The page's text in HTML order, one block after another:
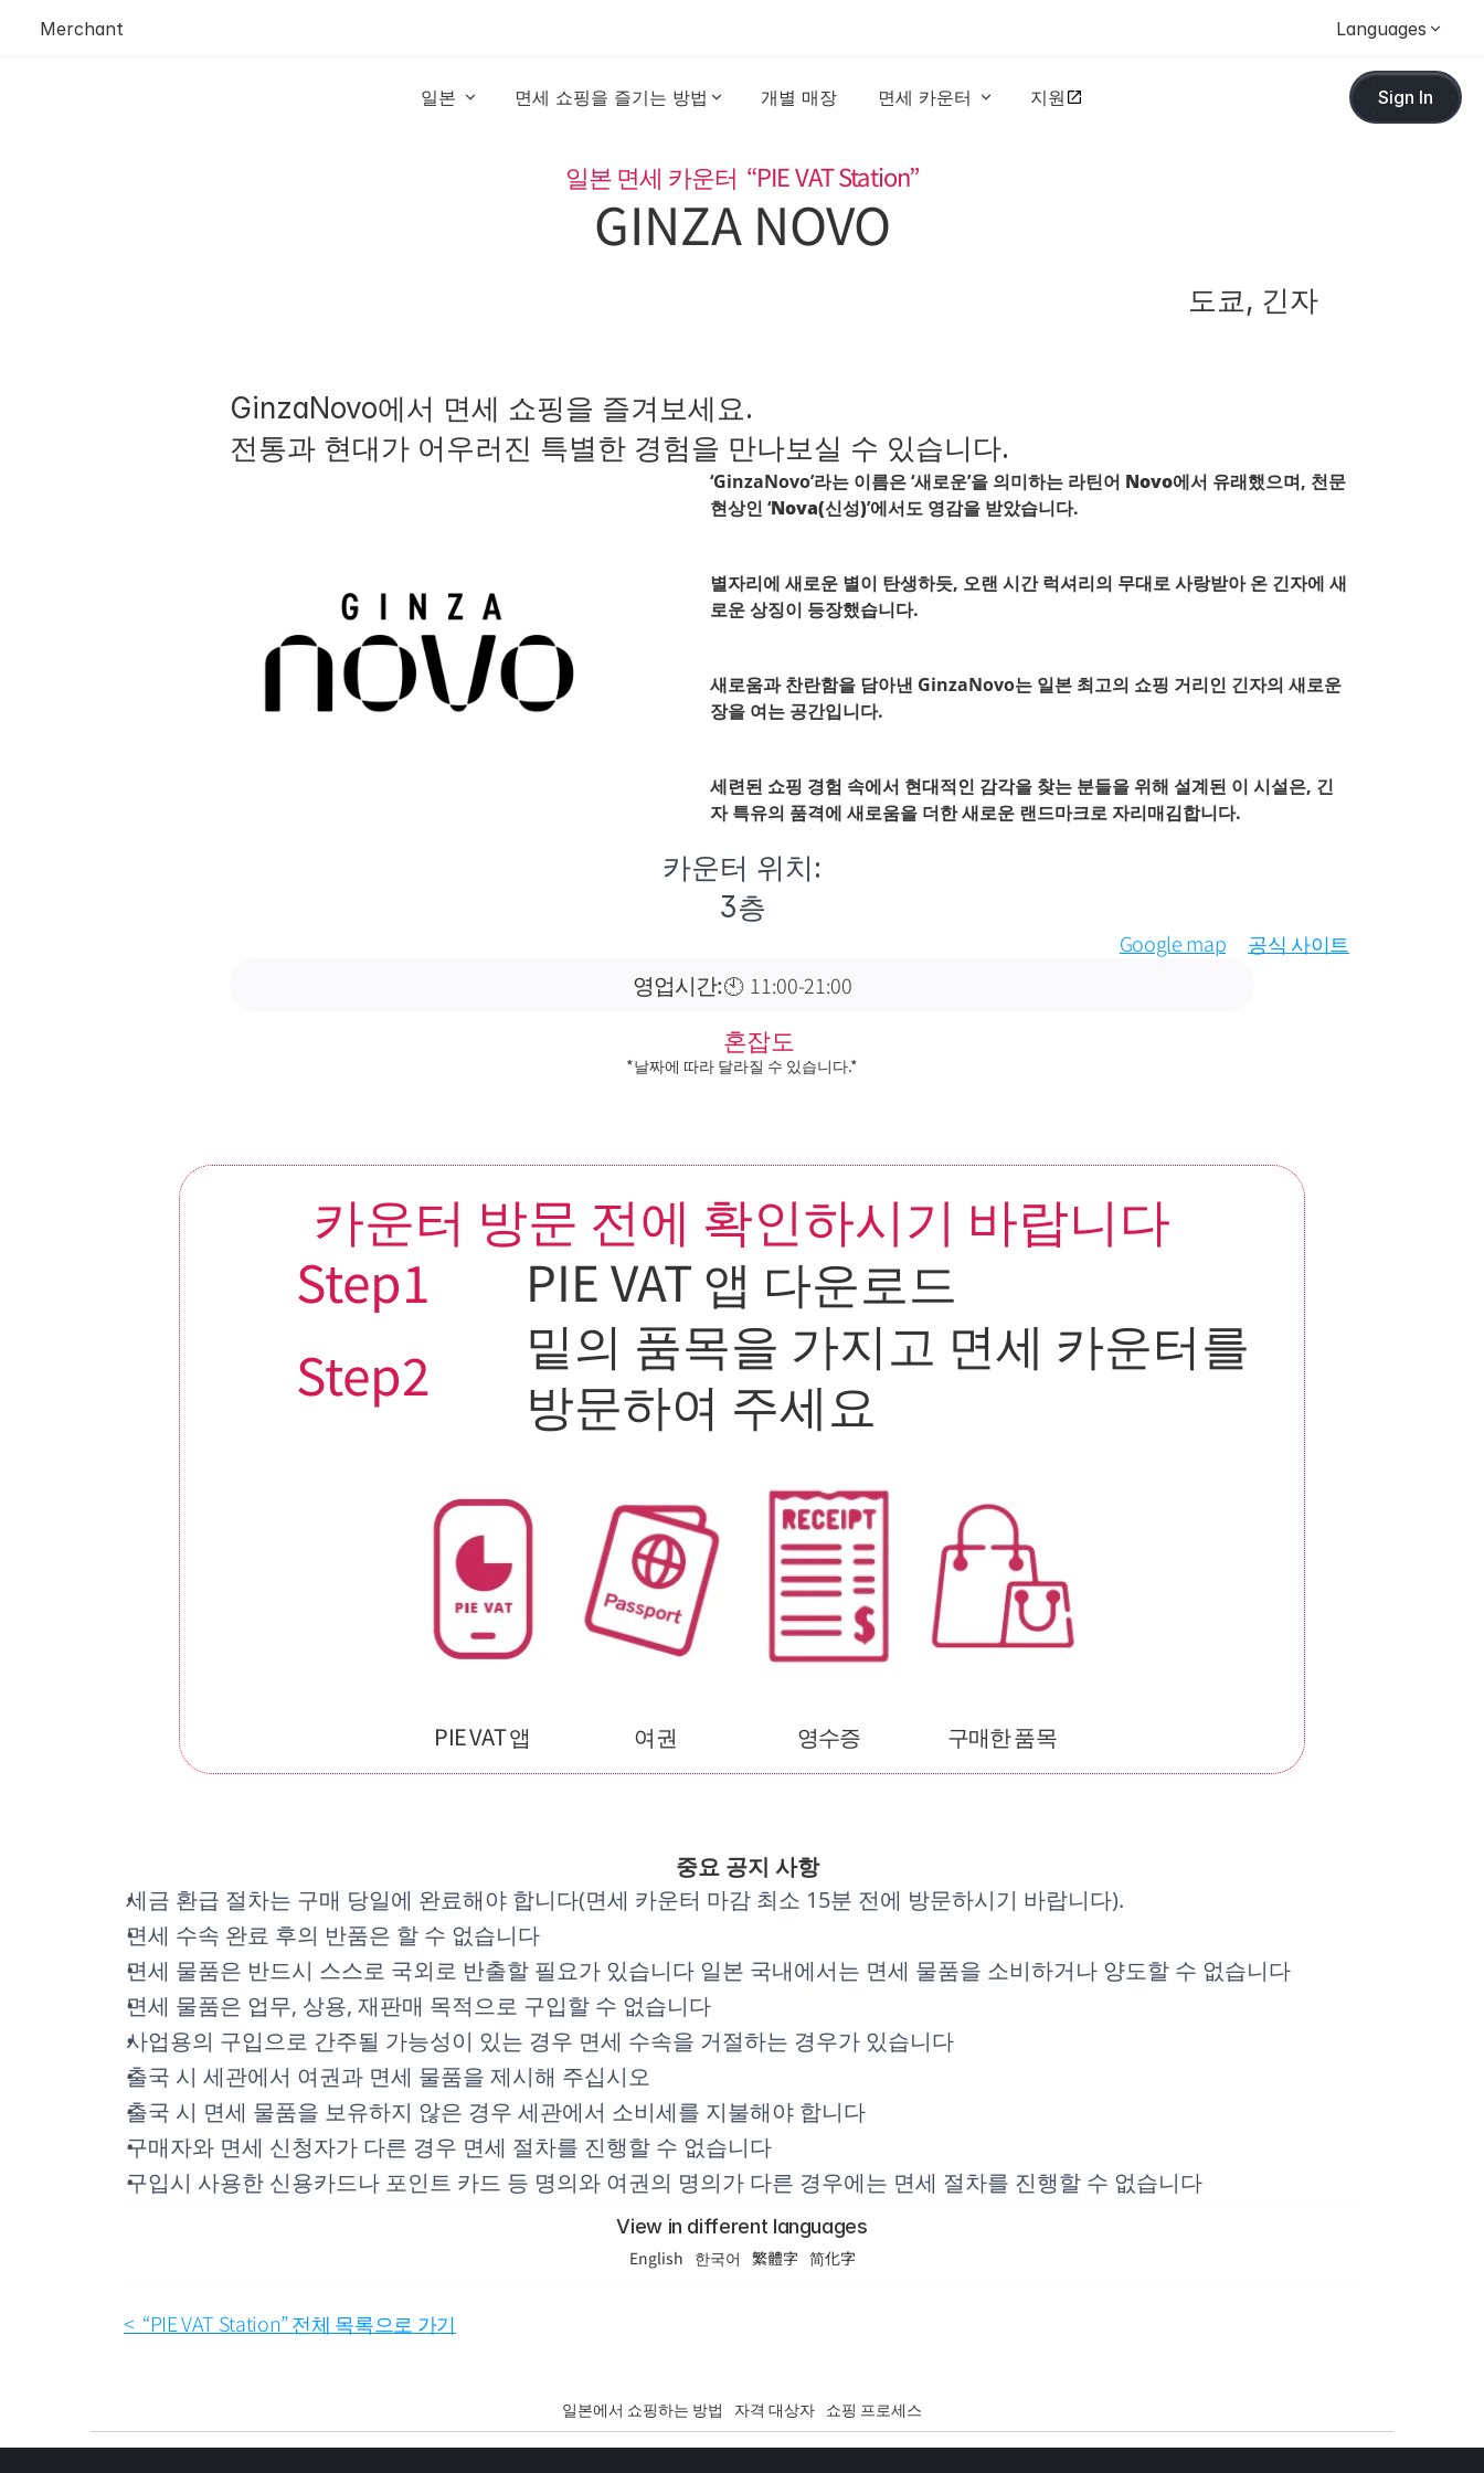
Merchant Languages
일본 면세 쇼핑을 즐기는 방법 개별 매장 면세 카운터 지원 Sign In
일본 면세 카운터  “PIE VAT Station”
GINZA NOVO
도쿄, 긴자
GinzaNovo에서 면세 쇼핑을 즐겨보세요.
전통과 현대가 어우러진 특별한 경험을 만나보실 수 있습니다.
‘GinzaNovo’라는 이름은 ‘새로운’을 의미하는 라틴어 Novo에서 유래했으며, 천문
현상인 ‘Nova(신성)’에서도 영감을 받았습니다.
별자리에 새로운 별이 탄생하듯, 오랜 시간 럭셔리의 무대로 사랑받아 온 긴자에 새
로운 상징이 등장했습니다.
새로움과 찬란함을 담아낸 GinzaNovo는 일본 최고의 쇼핑 거리인 긴자의 새로운
장을 여는 공간입니다.
세련된 쇼핑 경험 속에서 현대적인 감각을 찾는 분들을 위해 설계된 이 시설은, 긴
자 특유의 품격에 새로움을 더한 새로운 랜드마크로 자리매김합니다.
카운터 위치:
3층
Google map 공식 사이트
영업시간:🕙  11:00-21:00
혼잡도
*날짜에 따라 달라질 수 있습니다.*
카운터 방문 전에 확인하시기 바랍니다
Step1
PIE VAT 앱 다운로드
Step2
밑의 품목을 가지고 면세 카운터를
방문하여 주세요
PIE VAT 앱 여권 영수증 구매한 품목
중요 공지 사항
세금 환급 절차는 구매 당일에 완료해야 합니다(면세 카운터 마감 최소 15분 전에 방문하시기 바랍니다).
면세 수속 완료 후의 반품은 할 수 없습니다
면세 물품은 반드시 스스로 국외로 반출할 필요가 있습니다 일본 국내에서는 면세 물품을 소비하거나 양도할 수 없습니다
면세 물품은 업무, 상용, 재판매 목적으로 구입할 수 없습니다
사업용의 구입으로 간주될 가능성이 있는 경우 면세 수속을 거절하는 경우가 있습니다
출국 시 세관에서 여권과 면세 물품을 제시해 주십시오
출국 시 면세 물품을 보유하지 않은 경우 세관에서 소비세를 지불해야 합니다
구매자와 면세 신청자가 다른 경우 면세 절차를 진행할 수 없습니다
구입시 사용한 신용카드나 포인트 카드 등 명의와 여권의 명의가 다른 경우에는 면세 절차를 진행할 수 없습니다
View in different languages
English 한국어 繁體字 简化字
<  “PIE VAT Station” 전체 목록으로 가기
일본에서 쇼핑하는 방법 자격 대상자 쇼핑 프로세스